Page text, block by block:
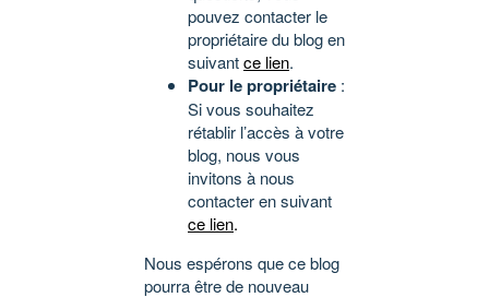
pouvez contacter le
propriétaire du blog en
suivantce lien.
Pour le propriétaire :
Si vous souhaitez
rétablir l’accès à votre
blog, nous vous
invitons à nous
contacter en suivant
ce lien.
Nous espérons que ce blog
pourra être de nouveau